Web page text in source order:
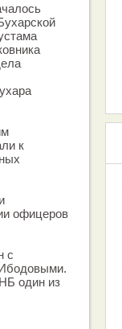
к
офицеров
с
один из